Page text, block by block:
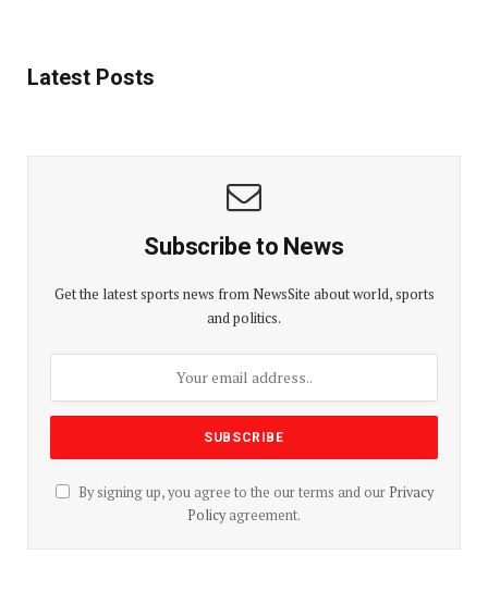
Latest Posts
Subscribe to News
Get the latest sports news from NewsSite about world, sports
and politics.
By signing up, you agree to the our terms and our Privacy
Policyagreement.